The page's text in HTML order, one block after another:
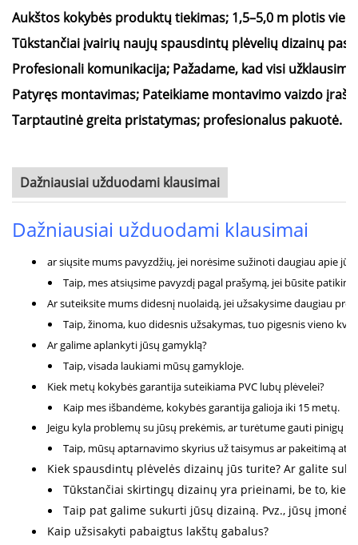
Aukštos kokybės produktų tiekimas; 1,5–5,0 m plotis
Tūkstančiai įvairių naujų spausdintų plėvelių dizainų
Profesionali komunikacija; Pažadame, kad visi
Patyręs montavimas; Pateikiame montavimo vaizdo
Tarptautinė greita pristatymas; profesionalus pakuotė.
Dažniausiai užduodami klausimai
Dažniausiai užduodami klausimai
ar siųsite mums pavyzdžių, jei norėsime sužinoti daugiau apie
Taip, mes atsiųsime pavyzdį pagal prašymą, jei būsite
Ar suteiksite mums didesnį nuolaidą, jei užsakysime daugiau
Taip, žinoma, kuo didesnis užsakymas, tuo pigesnis vieno
Ar galime aplankyti jūsų gamyklą?
Taip, visada laukiami mūsų gamykloje.
Kiek metų kokybės garantija suteikiama PVC lubų plėvelei?
Kaip mes išbandėme, kokybės garantija galioja iki 15 metų.
Jeigu kyla problemų su jūsų prekėmis, ar turėtume gauti pinigų
Taip, mūsų aptarnavimo skyrius už taisymus ar pakeitimą
Kiek spausdintų plėvelės dizainų jūs turite? Ar galite
Tūkstančiai skirtingų dizainų yra prieinami, be to,
Taip pat galime sukurti jūsų dizainą. Pvz., jūsų įmonės
Kaip užsisakyti pabaigtus lakštų gabalus?